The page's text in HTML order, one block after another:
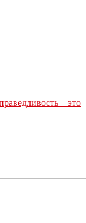
– это